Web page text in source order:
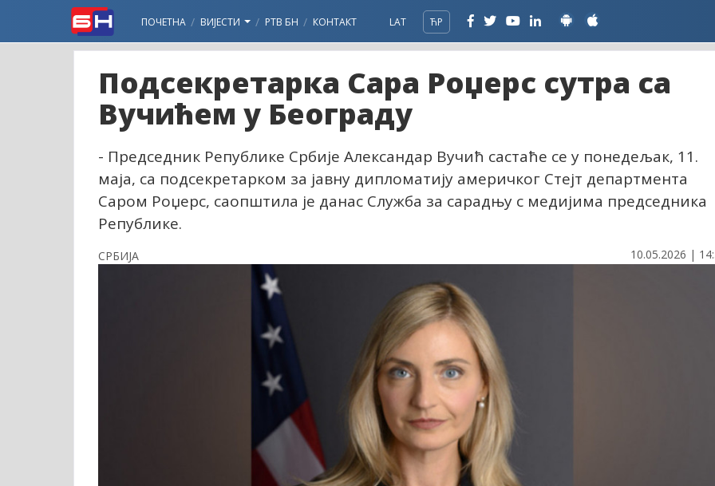
ПОЧЕТНА ВИЈЕСТИ РТВ БН КОНТАКТ LAT ЋР
Подсекретарка Сара Роџерс сутра са
Вучићем у Београду
- Председник Републике Србије Александар Вучић састаће се у понедељак, 11.
маја, са подсекретарком за јавну дипломатију америчког Стејт департмента
Саром Роџерс, саопштила је данас Служба за сарадњу с медијима председника
Републике.
СРБИЈА 10.05.2026 |